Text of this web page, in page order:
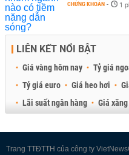
CHỨNG KHOÁN - 1
LIÊN KẾT NỔI BẬT
Giá vàng hôm nay Tỷ giá
Tỷ giá euro
Giá heo hơi
Lãi suất ngân hàng
Giá
Trang TTĐTTH của công ty